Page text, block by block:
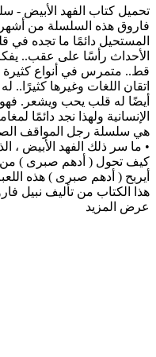
فاروق هذه السلسلة من
المستحيل دائمًا ما تجده في
الأحداث رأسًا على عقب..
قط.. متمرس في أنواع كثيرة
اتقان اللغات وغيرها كثيرًا..
أيضًا له قلب يحب ويشعر. فهو
الإنسانية ولهذا نجد دائمًا
هي سلسلة رجل المواقف
• ما سر ذلك الفهد الأبيض ،
كيف تحول ( أدهم صبرى )
أيربح ( أدهم صبرى ) هذه
هذا الكتاب من تأليف نبيل
عرض المزيد